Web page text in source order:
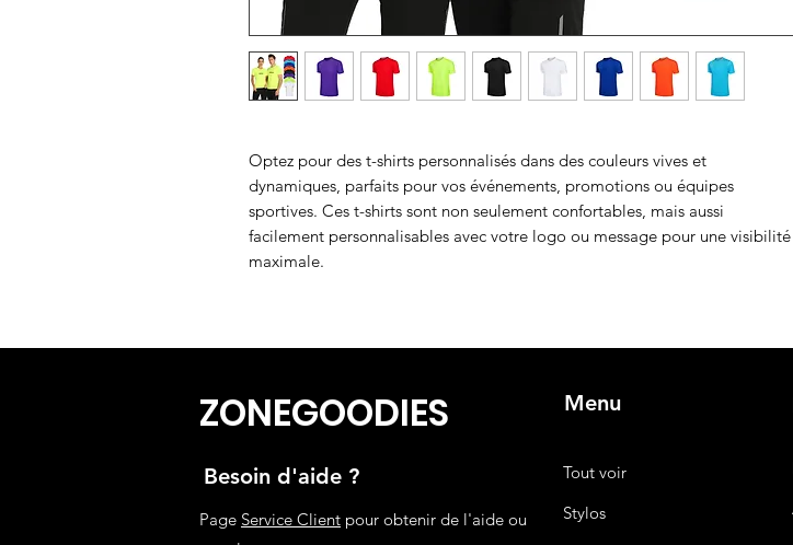
Optez pour des t-shirts personnalisés dans des couleurs vives et
dynamiques, parfaits pour vos événements, promotions ou équipes
sportives. Ces t-shirts sont non seulement confortables, mais aussi
facilement personnalisables avec votre logo ou message pour une visibilité
maximale.
ZONEGOODIES
Besoin d'aide ?
Page Service Client pour obtenir de l'aide ou
Menu
Tout voir
Stylos